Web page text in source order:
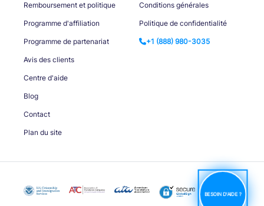
BESOIN D'AIDE ?
Remboursement et politique
Programme d'affiliation
Programme de partenariat
Avis des clients
Centre d'aide
Blog
Contact
Plan du site
Conditions générales
Politique de confidentialité
+1 (888) 980-3035